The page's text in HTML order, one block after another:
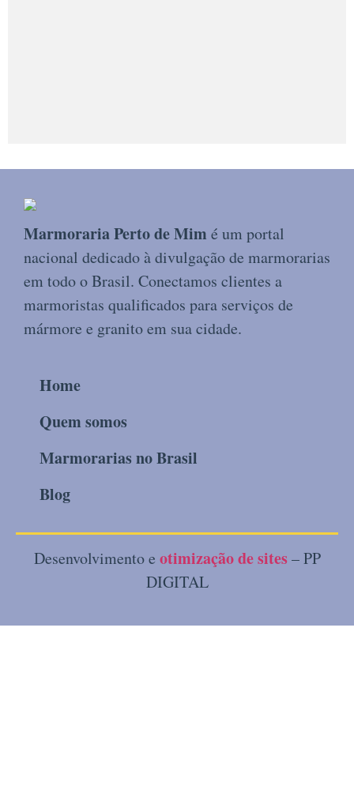
Marmoraria Perto de Mim é um portal
nacional dedicado à divulgação de marmorarias
em todo o Brasil. Conectamos clientes a
marmoristas qualificados para serviços de
mármore e granito em sua cidade.
Home
Quem somos
Marmorarias no Brasil
Blog
Desenvolvimento e otimização de sites – PP
DIGITAL